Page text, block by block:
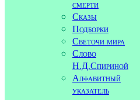
смерти
Сказы
Подборки
Светочи мира
Слово
Н.Д.Спириной
Алфавитный
указатель